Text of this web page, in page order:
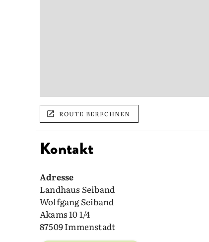
ROUTE BERECHNEN
Kontakt
Adresse
Landhaus Seiband
Wolfgang Seiband
Akams 10 1/4
87509 Immenstadt